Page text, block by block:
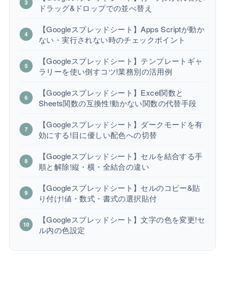
ドラッグ&ドロップでの並べ替え
【Googleスプレッドシート】Apps Scriptが動か
ない・実行されない時のチェックポイント
【Googleスプレッドシート】テンプレートギャ
ラリーを使い倒すコツ!業務別の活用例
【Googleスプレッドシート】Excel関数と
Sheets関数の互換性!動かない関数の代替手段
【Googleスプレッドシート】ダークモードを有
効にする!目に優しい配色への切替
【Googleスプレッドシート】セルを結合する手
順と解除!縦・横・全結合の違い
【Googleスプレッドシート】セルのコピー&貼
り付け!値・数式・書式の選択貼付
【Googleスプレッドシート】文字の色を変更!セ
ル内の色設定